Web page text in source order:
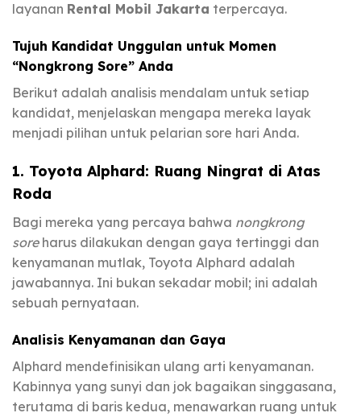
layanan Rental Mobil Jakarta terpercaya.
Tujuh Kandidat Unggulan untuk Momen
“Nongkrong Sore” Anda
Berikut adalah analisis mendalam untuk setiap
kandidat, menjelaskan mengapa mereka layak
menjadi pilihan untuk pelarian sore hari Anda.
1. Toyota Alphard: Ruang Ningrat di Atas
Roda
Bagi mereka yang percaya bahwa nongkrong
soreharus dilakukan dengan gaya tertinggi dan
kenyamanan mutlak, Toyota Alphard adalah
jawabannya. Ini bukan sekadar mobil; ini adalah
sebuah pernyataan.
Analisis Kenyamanan dan Gaya
Alphard mendefinisikan ulang arti kenyamanan.
Kabinnya yang sunyi dan jok bagaikan singgasana,
terutama di baris kedua, menawarkan ruang untuk